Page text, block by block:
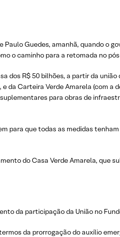
Paulo Guedes, amanhã, quando o
o caminho para a retomada no
dos R$ 50 bilhões, a partir da
da Carteira Verde Amarela (com
para obras de
para que todas as medidas
do Casa Verde Amarela, que
da participação da União no
da prorrogação do auxílio